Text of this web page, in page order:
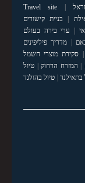
|
Travel site
| בניית קישורים
| ערי בירה בעולם
| מדריך פיליפינים
| סקירת מוצרי חשמל
| המזרח הרחוק| טיול
בתאילנד| טיול בהולנד